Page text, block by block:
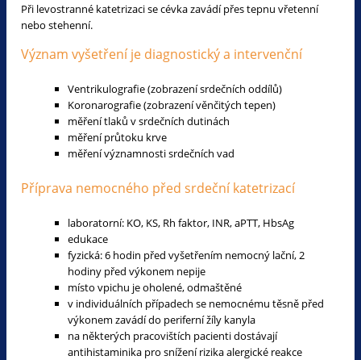
Při levostranné katetrizaci se cévka zavádí přes tepnu vřetenní
nebo stehenní.
Význam vyšetření je diagnostický a intervenční
Ventrikulografie (zobrazení srdečních oddílů)
Koronarografie (zobrazení věnčitých tepen)
měření tlaků v srdečních dutinách
měření průtoku krve
měření významnosti srdečních vad
Příprava nemocného před srdeční katetrizací
laboratorní: KO, KS, Rh faktor, INR, aPTT, HbsAg
edukace
fyzická: 6 hodin před vyšetřením nemocný lační, 2
hodiny před výkonem nepije
místo vpichu je oholené, odmaštěné
v individuálních případech se nemocnému těsně před
výkonem zavádí do periferní žíly kanyla
na některých pracovištích pacienti dostávají
antihistaminika pro snížení rizika alergické reakce